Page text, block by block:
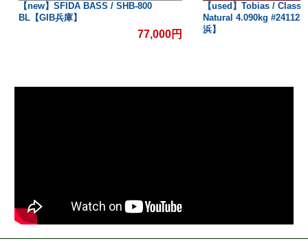
【new】SFIDA BASS / SHB-800
BL【GIB兵庫】
77,000円
【used】Tobias /
Natural 4.090kg
浜】